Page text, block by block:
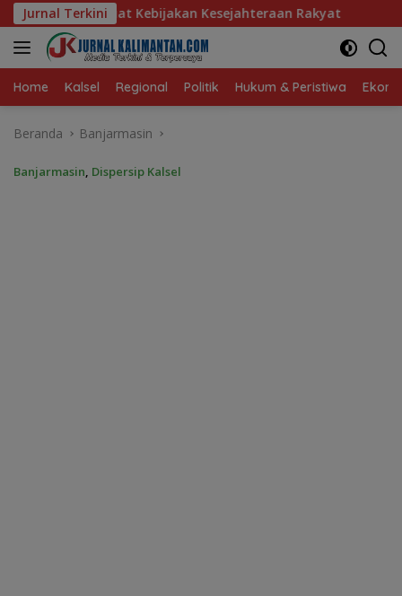
Langsung
ke
konten
Jurnal Terkini
Kesejahteraan Rakyat Baru 10 Persen, Aktivasi
Home Kalsel Regional Politik Hukum & Peristiwa
Beranda Banjarmasin
Banjarmasin, Dispersip Kalsel